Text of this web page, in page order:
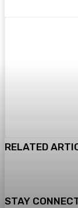
RELATED
STAY